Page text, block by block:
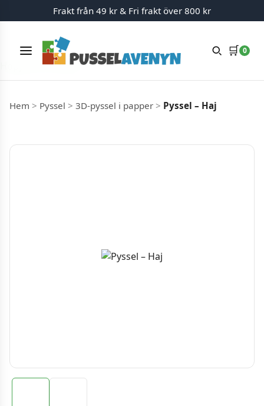
Hoppa till innehåll
Frakt från 49 kr & Fri frakt över 800 kr
Meny 🛒 0
Hem > Pyssel > 3D-pyssel i papper > Pyssel – Haj